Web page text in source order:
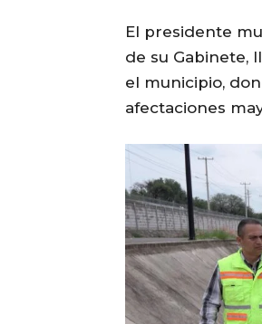
El presidente
de su Gabinete,
el municipio,
afectaciones